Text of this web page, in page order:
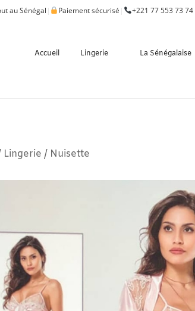
au Sénégal | Paiement sécurisé | +221 77 553 73 74
Accueil Lingerie La Sénégalaise
Lingerie / Nuisette